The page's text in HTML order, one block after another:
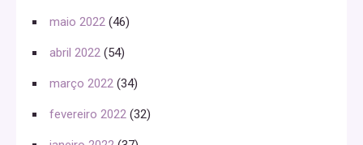
maio 2022 (46)
abril 2022 (54)
março 2022 (34)
fevereiro 2022 (32)